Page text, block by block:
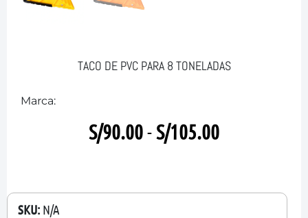
TACO DE PVC PARA 8 TONELADAS
Marca:
S/90.00-S/105.00
SKU: N/A